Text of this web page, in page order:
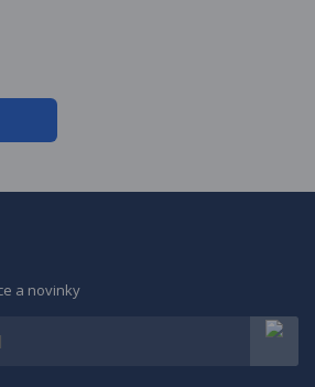
a novinky